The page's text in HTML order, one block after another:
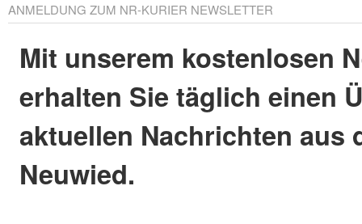
ANMELDUNG ZUM NR-KURIER NEWSLETTER
Mit unserem kostenlosen
erhalten Sie täglich einen
aktuellen Nachrichten aus
Neuwied.